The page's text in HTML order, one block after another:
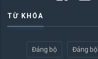
TỪ KHÓA
Đảng bộ Đảng bộ